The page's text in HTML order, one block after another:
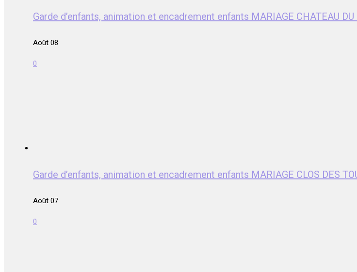
Garde d’enfants, animation et encadrement enfants MARIAGE CHATEAU DU
Août 08
0
Garde d’enfants, animation et encadrement enfants MARIAGE CLOS DES
Août 07
0